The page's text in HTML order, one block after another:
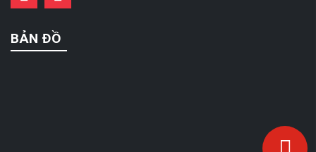
BẢN ĐỒ